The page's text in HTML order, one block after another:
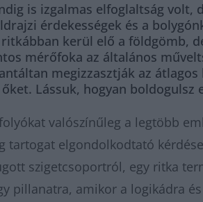
is izgalmas elfoglaltság volt,
érdekességek és a
kerül elő a földgömb,
mérőfoka az általános
megizzasztják az
Lássuk, hogyan boldogulsz
valószínűleg a legtöbb
tartogat elgondolkodtató
szigetcsoportról, egy ritka
pillanatra, amikor a logikádra